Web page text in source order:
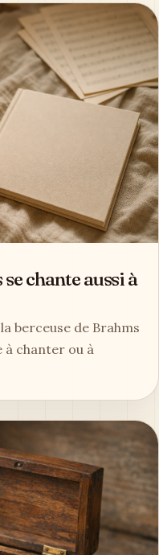
chante aussi à
berceuse de Brahms
à chanter ou à